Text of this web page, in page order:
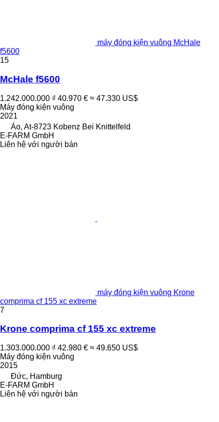
máy đóng kiện vuông McHale
f5600
15
McHale f5600
1.242.000.000 ₫ 40.970 € ≈ 47.330 US$
Máy đóng kiện vuông
2021
Áo, At-8723 Kobenz Bei Knittelfeld
E-FARM GmbH
Liên hệ với người bán
máy đóng kiện vuông Krone
comprima cf 155 xc extreme
7
Krone comprima cf 155 xc extreme
1.303.000.000 ₫ 42.980 € ≈ 49.650 US$
Máy đóng kiện vuông
2015
Đức, Hamburg
E-FARM GmbH
Liên hệ với người bán